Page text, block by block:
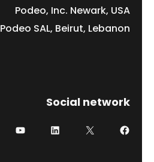
Podeo, Inc. Newark, USA
Podeo SAL, Beirut, Lebanon
Social network
فيسبوك
إكس لينكد إن يوتيوب